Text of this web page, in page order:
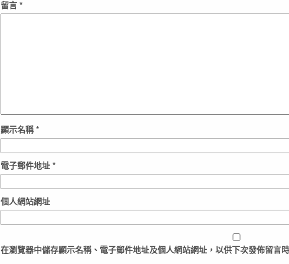
留言 *
顯示名稱*
電子郵件地址 *
個人網站網址
在瀏覽器中儲存顯示名稱、電子郵件地址及個人網站網址，以供下次發佈留言